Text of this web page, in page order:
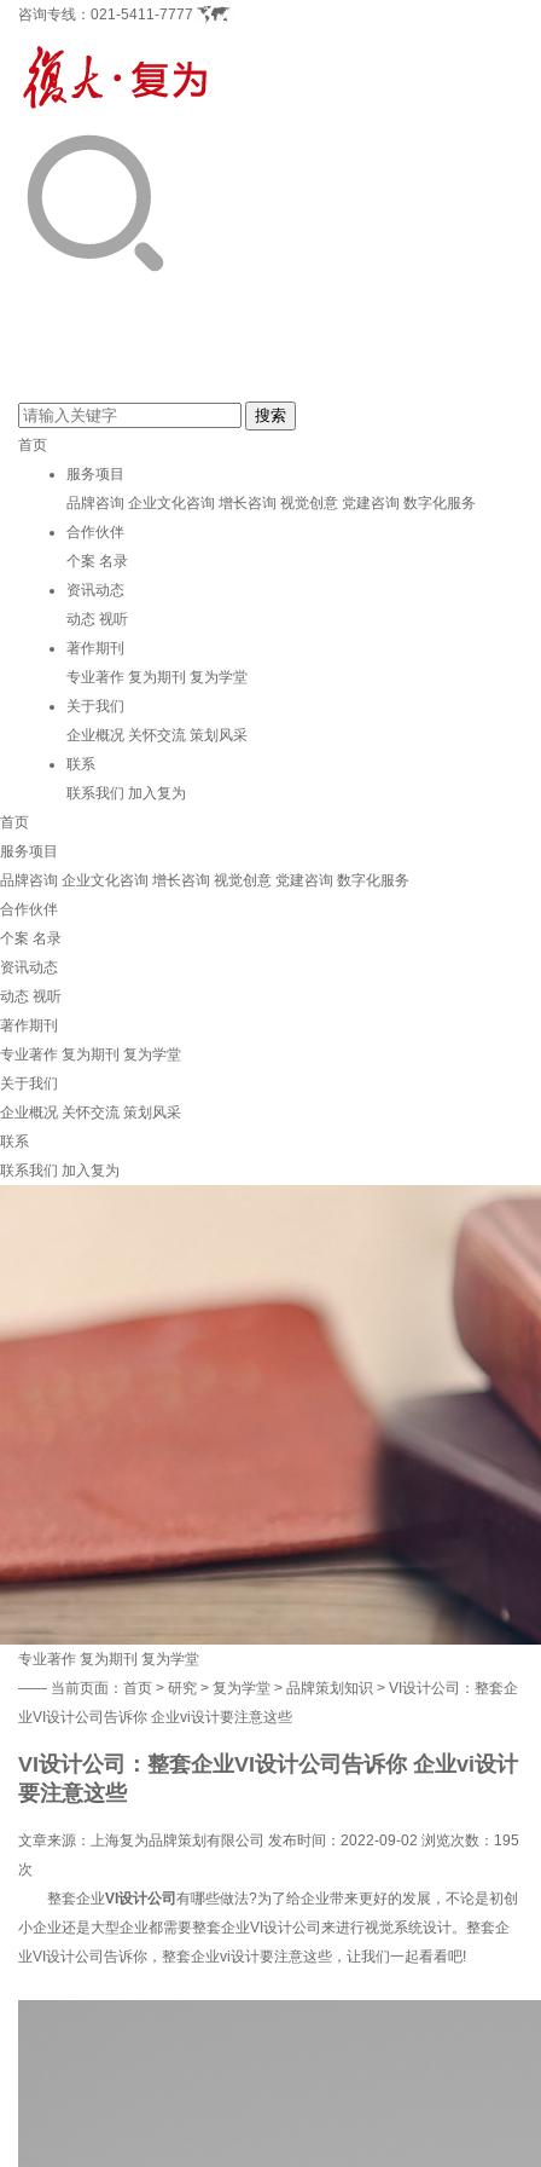
咨询专线： 021-5411-7777
首页
服务项目
品牌咨询 企业文化咨询 增长咨询 视觉创意 党建咨询 数字化服务
合作伙伴
个案 名录
资讯动态
动态 视听
著作期刊
专业著作 复为期刊 复为学堂
关于我们
企业概况 关怀交流 策划风采
联系
联系我们 加入复为
首页
服务项目
品牌咨询 企业文化咨询 增长咨询 视觉创意 党建咨询 数字化服务
合作伙伴
个案 名录
资讯动态
动态 视听
著作期刊
专业著作 复为期刊 复为学堂
关于我们
企业概况 关怀交流 策划风采
联系
联系我们 加入复为
专业著作 复为期刊 复为学堂
—— 当前页面： 首页 > 研究 > 复为学堂 > 品牌策划知识 > VI设计公司：整套企
业VI设计公司告诉你 企业vi设计要注意这些
VI设计公司：整套企业VI设计公司告诉你 企业vi设计
要注意这些
文章来源：上海复为品牌策划有限公司 发布时间：2022-09-02 浏览次数： 195
次
整套企业VI设计公司 有哪些做法?为了给企业带来更好的发展，不论是初创
小企业还是大型企业都需要整套企业VI设计公司来进行视觉系统设计。整套企
业VI设计公司告诉你，整套企业vi设计要注意这些，让我们一起看看吧!